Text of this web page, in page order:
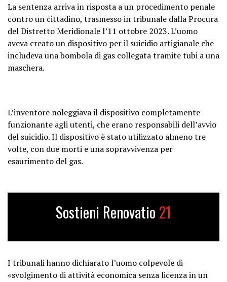
La sentenza arriva in risposta a un procedimento penale
contro un cittadino, trasmesso in tribunale dalla Procura
del Distretto Meridionale l’11 ottobre 2023. L’uomo
aveva creato un dispositivo per il suicidio artigianale che
includeva una bombola di gas collegata tramite tubi a una
maschera.
L’inventore noleggiava il dispositivo completamente
funzionante agli utenti, che erano responsabili dell’avvio
del suicidio. Il dispositivo è stato utilizzato almeno tre
volte, con due morti e una sopravvivenza per
esaurimento del gas.
Sostieni Renovatio 21
I tribunali hanno dichiarato l’uomo colpevole di
«svolgimento di attività economica senza licenza in un